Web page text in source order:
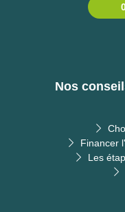
Nos
Financer
Les